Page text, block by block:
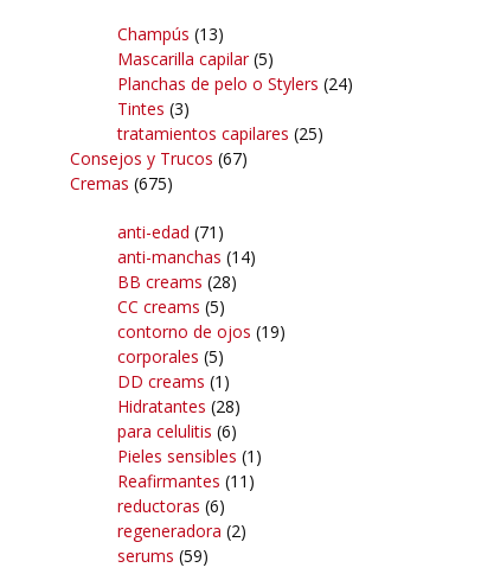
Champús (13)
Mascarilla capilar(5)
Planchas de pelo o Stylers (24)
Tintes (3)
tratamientos capilares (25)
Consejos y Trucos (67)
Cremas (675)
anti-edad (71)
anti-manchas (14)
BB creams (28)
CC creams (5)
contorno de ojos (19)
corporales (5)
DD creams (1)
Hidratantes (28)
para celulitis (6)
Pieles sensibles (1)
Reafirmantes (11)
reductoras (6)
regeneradora (2)
serums (59)